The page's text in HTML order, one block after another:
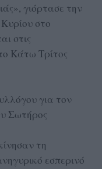
γιόρτασε την
στο
στις
Κάτω Τρίτος
για τον
Σωτήρος
τη
εσπερινό